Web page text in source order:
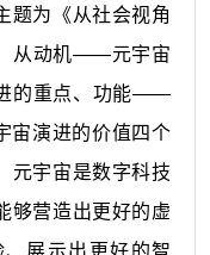
题为《从社会视角
从动机——元宇宙
的重点、功能——
演进的价值四个
元宇宙是数字科技
够营造出更好的虚